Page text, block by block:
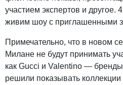
участием экспертов и другое.
живим шоу с приглашенными
Примечательно, что в новом
Милане не будут принимать
как Gucci и Valentino — бренды
решили показывать